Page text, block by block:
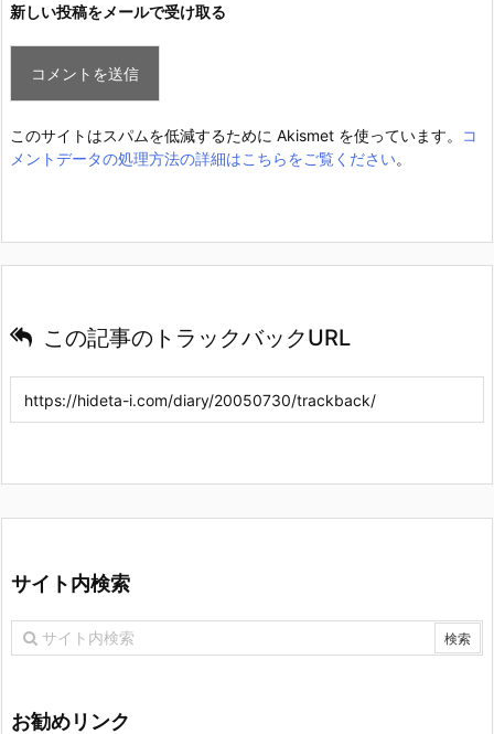
新しい投稿をメールで受け取る
このサイトはスパムを低減するために Akismet を使っています。
コ
メントデータの処理方法の詳細はこちらをご覧ください。
この記事のトラックバックURL
サイト内検索
お勧めリンク